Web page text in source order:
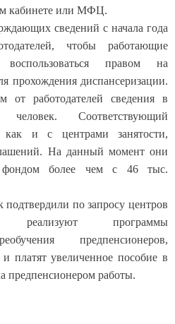
кабинете или МФЦ.
сведений с начала года
чтобы работающие
правом на
прохождения диспансеризации.
от работодателей сведения в
Соответствующий
и с центрами занятости,
На данный момент они
фондом более чем с 46 тыс.
подтвердили по запросу центров
реализуют программы
предпенсионеров,
платят увеличенное пособие в
предпенсионером работы.